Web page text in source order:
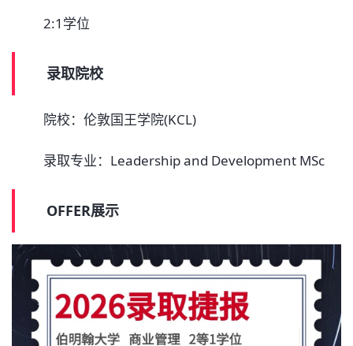
2:1学位
录取院校
院校：伦敦国王学院(KCL)
录取专业：Leadership and Development MSc
OFFER展示